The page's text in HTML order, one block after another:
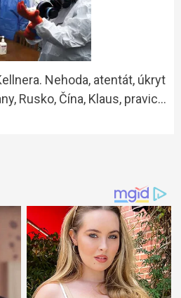
Nehoda, atentát, úkryt
Rusko, Čína, Klaus, pravic…